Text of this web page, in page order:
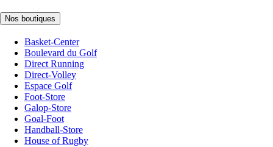
Nos boutiques
Basket-Center
Boulevard du Golf
Direct Running
Direct-Volley
Espace Golf
Foot-Store
Galop-Store
Goal-Foot
Handball-Store
House of Rugby